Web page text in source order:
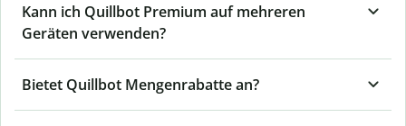
Kann ich Quillbot Premium auf mehreren
Geräten verwenden?
Bietet Quillbot Mengenrabatte an?